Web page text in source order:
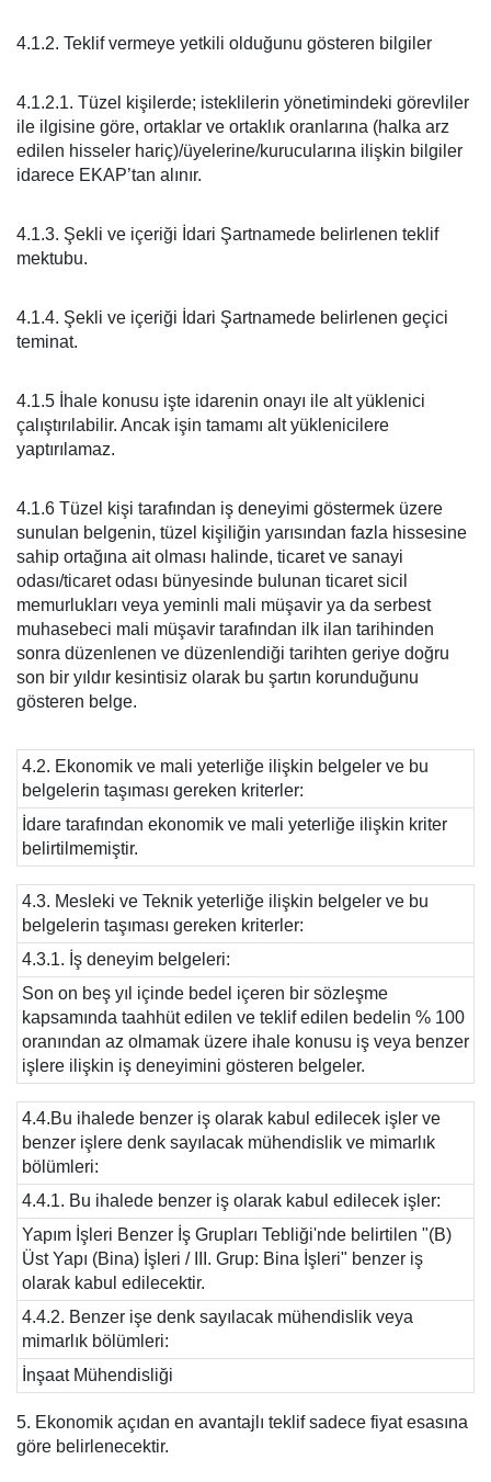
4.1.2. Teklif vermeye yetkili olduğunu gösteren bilgiler
4.1.2.1. Tüzel kişilerde; isteklilerin yönetimindeki görevliler
ile ilgisine göre, ortaklar ve ortaklık oranlarına (halka arz
edilen hisseler hariç)/üyelerine/kurucularına ilişkin bilgiler
idarece EKAP’tan alınır.
4.1.3. Şekli ve içeriği İdari Şartnamede belirlenen teklif
mektubu.
4.1.4. Şekli ve içeriği İdari Şartnamede belirlenen geçici
teminat.
4.1.5 İhale konusu işte idarenin onayı ile alt yüklenici
çalıştırılabilir. Ancak işin tamamı alt yüklenicilere
yaptırılamaz.
4.1.6 Tüzel kişi tarafından iş deneyimi göstermek üzere
sunulan belgenin, tüzel kişiliğin yarısından fazla hissesine
sahip ortağına ait olması halinde, ticaret ve sanayi
odası/ticaret odası bünyesinde bulunan ticaret sicil
memurlukları veya yeminli mali müşavir ya da serbest
muhasebeci mali müşavir tarafından ilk ilan tarihinden
sonra düzenlenen ve düzenlendiği tarihten geriye doğru
son bir yıldır kesintisiz olarak bu şartın korunduğunu
gösteren belge.
4.2. Ekonomik ve mali yeterliğe ilişkin belgeler ve bu
belgelerin taşıması gereken kriterler:
İdare tarafından ekonomik ve mali yeterliğe ilişkin kriter
belirtilmemiştir.
4.3. Mesleki ve Teknik yeterliğe ilişkin belgeler ve bu
belgelerin taşıması gereken kriterler:
4.3.1. İş deneyim belgeleri:
Son on beş yıl içinde bedel içeren bir sözleşme
kapsamında taahhüt edilen ve teklif edilen bedelin % 100
oranından az olmamak üzere ihale konusu iş veya benzer
işlere ilişkin iş deneyimini gösteren belgeler.
4.4.Bu ihalede benzer iş olarak kabul edilecek işler ve
benzer işlere denk sayılacak mühendislik ve mimarlık
bölümleri:
4.4.1. Bu ihalede benzer iş olarak kabul edilecek işler:
Yapım İşleri Benzer İş Grupları Tebliği'nde belirtilen "(B)
Üst Yapı (Bina) İşleri / III. Grup: Bina İşleri" benzer iş
olarak kabul edilecektir.
4.4.2. Benzer işe denk sayılacak mühendislik veya
mimarlık bölümleri:
İnşaat Mühendisliği
5. Ekonomik açıdan en avantajlı teklif sadece fiyat esasına
göre belirlenecektir.